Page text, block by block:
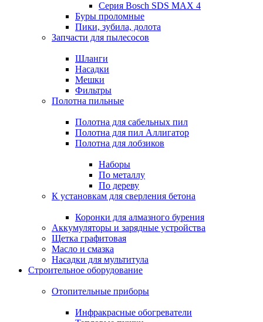
Серия Bosch SDS MAX 4
Буры проломные
Пики, зубила, долота
Запчасти для пылесосов
Шланги
Насадки
Мешки
Фильтры
Полотна пильные
Полотна для сабельных пил
Полотна для пил Аллигатор
Полотна для лобзиков
Наборы
По металлу
По дереву
К установкам для сверления бетона
Коронки для алмазного бурения
Аккумуляторы и зарядные устройства
Щетка графитовая
Масло и смазка
Насадки для мультитула
Строительное оборудование
Отопительные приборы
Инфракрасные обогреватели